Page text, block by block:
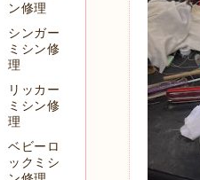
ン修理
シンガー
ミシン修
理
リッカー
ミシン修
理
ベビーロ
ックミシ